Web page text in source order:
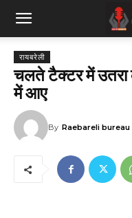
रायबरेली
चलते टैक्टर में
में आए
By Raebareli bureau